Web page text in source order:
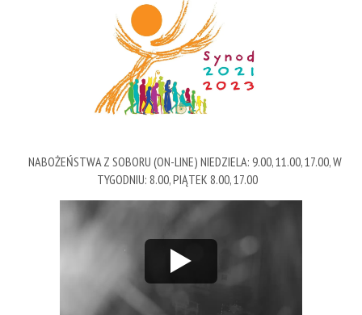
NABOŻEŃSTWA Z SOBORU (ON-LINE) NIEDZIELA: 9.00, 11.00, 17.00, W
TYGODNIU: 8.00, PIĄTEK 8.00, 17.00